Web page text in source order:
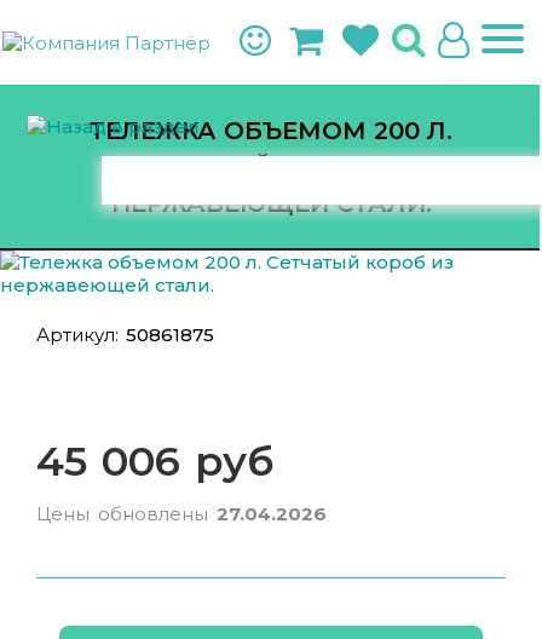
ТЕЛЕЖКА ОБЪЕМОМ 200 Л.
НЕРЖАВЕЮЩЕЙ СТАЛИ.
Артикул: 50861875
45 006 руб
Цены обновлены 27.04.2026